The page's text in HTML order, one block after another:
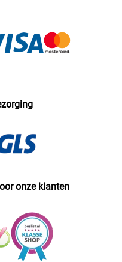
onze klanten